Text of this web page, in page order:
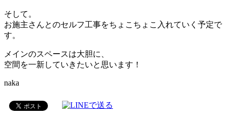
そして。
お施主さんとのセルフ工事をちょこちょこ入れていく予定で
す。
メインのスペースは大胆に、
空間を一新していきたいと思います！
naka